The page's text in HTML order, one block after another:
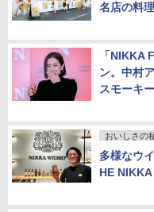
名店の料
「NIKKA
ン。中村
スモーキ
おいしさの
多様なウ
HE NIKKA